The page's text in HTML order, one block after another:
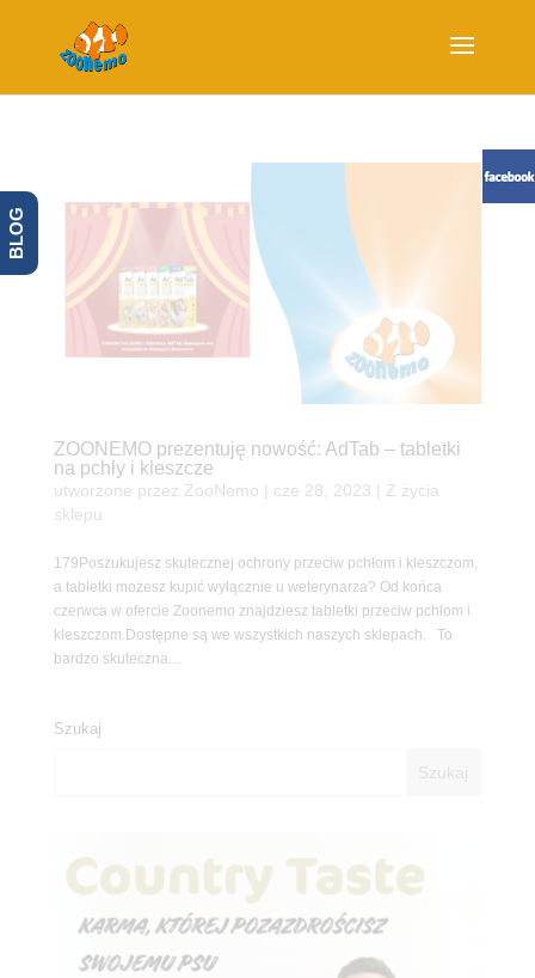
ZOONEMO prezentuję nowość: AdTab – tabletki
na pchły i kleszcze
utworzone przez ZooNemo cze 28, 2023
Z życia
sklepu
179Poszukujesz skutecznej ochrony przeciw pchłom i kleszczom,
a tabletki możesz kupić wyłącznie u weterynarza? Od końca
czerwca w ofercie Zoonemo znajdziesz tabletki przeciw pchłom i
kleszczom.Dostępne są we wszystkich naszych sklepach. To
bardzo skuteczna...
Szukaj
BLOG